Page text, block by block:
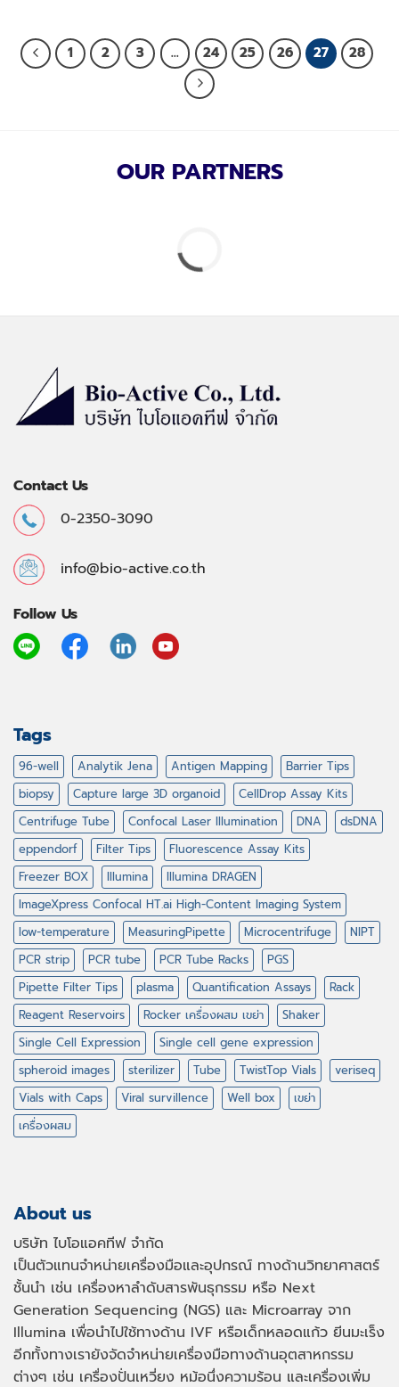
1 2 3 … 24 25 26 27 28
OUR PARTNERS
Contact Us
0-2350-3090
info@bio-active.co.th
Follow Us
Tags
96-well Analytik Jena Antigen Mapping
Barrier Tips
biopsy
Capture large 3D organoid
CellDrop Assay Kits
Centrifuge Tube
Confocal Laser Illumination DNA
dsDNA
eppendorf
Filter Tips
Fluorescence Assay Kits
Freezer BOX
Illumina
Illumina DRAGEN
ImageXpress Confocal HT.ai High-Content Imaging System
low-temperature
MeasuringPipette Microcentrifuge
NIPT
PCR strip
PCR tube PCR Tube Racks
PGS
Pipette Filter Tips
plasma Quantification Assays
Rack
Reagent Reservoirs
Rocker เครื่องผสม เขย่า
Shaker
Single Cell Expression
Single cell gene expression
spheroid images
sterilizer Tube TwistTop Vials
veriseq
Vials with Caps
Viral survillence Well box
เขย่า
เครื่องผสม
About us
บริษัท ไบโอแอคทีฟ จำกัด
เป็นตัวแทนจำหน่ายเครื่องมือและอุปกรณ์ ทางด้านวิทยาศาสตร์
ชั้นนำ เช่น เครื่องหาลำดับสารพันธุกรรม หรือ Next
Generation Sequencing (NGS) และ Microarray จาก
Illumina เพื่อนำไปใช้ทางด้าน IVF หรือเด็กหลอดแก้ว ยีนมะเร็ง
อีกทั้งทางเรายังจัดจำหน่ายเครื่องมือทางด้านอุตสาหกรรม
ต่างๆ เช่น เครื่องปั่นเหวี่ยง หม้อนึ่งความร้อน และเครื่องเพิ่ม